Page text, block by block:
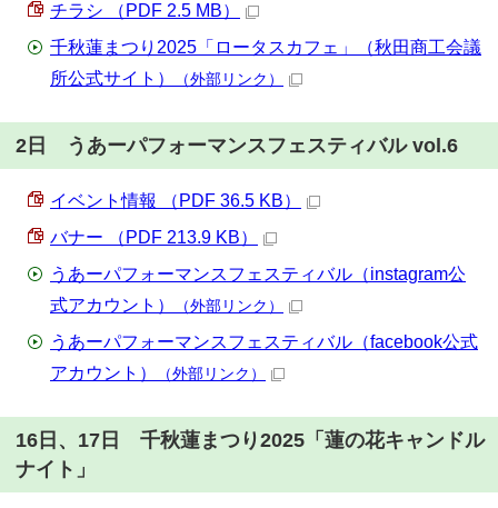
チラシ （PDF 2.5 MB）
千秋蓮まつり2025「ロータスカフェ」（秋田商工会議
所公式サイト）
（外部リンク）
2日 うあーパフォーマンスフェスティバル vol.6
イベント情報 （PDF 36.5 KB）
バナー （PDF 213.9 KB）
うあーパフォーマンスフェスティバル（instagram公
式アカウント）
（外部リンク）
うあーパフォーマンスフェスティバル（facebook公式
アカウント）
（外部リンク）
16日、17日 千秋蓮まつり2025「蓮の花キャンドル
ナイト」